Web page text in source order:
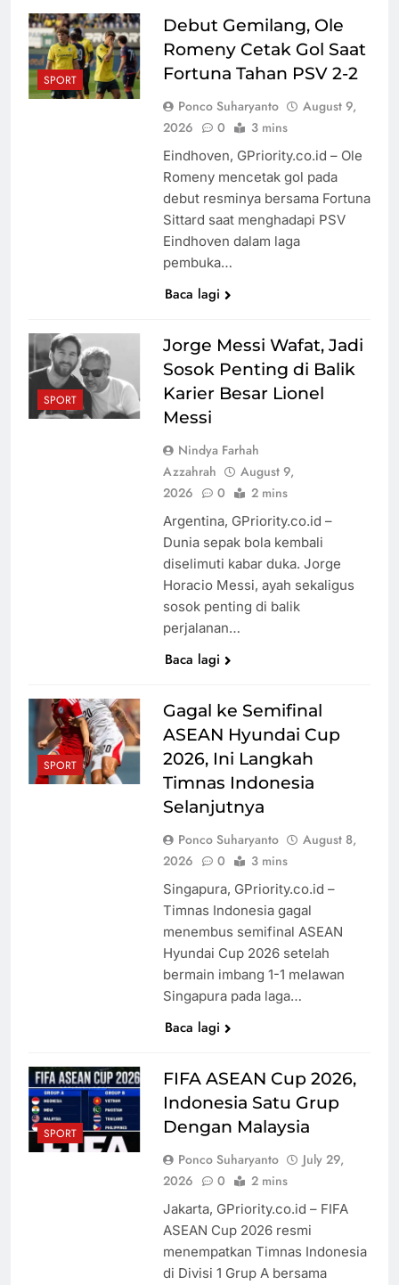
Primary Senat
Demokrat di
Michigan
Prabowo
Matangkan
Program
Pembaruan
Buku Ajar
Nasional
Canggih! SMK
di Jayapura
Gunakan
Absen Digital
dengan Kartu
yang Dapat
Jual Gado-
Gado di
Ibu Asal
Madura
Mendadak
Selalu
Dinasihati? Ini
Cara Terbaik
Istri
Soroti
dr. Gia:
Selelah-
lelahnya
Nakes, Lebih
Lelah Pasien
Kebijakan Baru
Trump: Datang
ke AS untuk
Melahirkan
Bisa Diusir
SPORT
Debut Gemilang, Ole
Romeny Cetak Gol Saat
Fortuna Tahan PSV 2-2
Ponco Suharyanto
August 9,
2026
0 3 mins
Eindhoven, GPriority.co.id – Ole
Romeny mencetak gol pada
debut resminya bersama Fortuna
Sittard saat menghadapi PSV
Eindhoven dalam laga
pembuka…
Baca lagi
SPORT
Jorge Messi Wafat, Jadi
Sosok Penting di Balik
Karier Besar Lionel
Messi
Nindya Farhah
Azzahrah
August 9,
2026
0 2 mins
Argentina, GPriority.co.id –
Dunia sepak bola kembali
diselimuti kabar duka. Jorge
Horacio Messi, ayah sekaligus
sosok penting di balik
perjalanan…
Baca lagi
SPORT
Gagal ke Semifinal
ASEAN Hyundai Cup
2026, Ini Langkah
Timnas Indonesia
Selanjutnya
Ponco Suharyanto
August 8,
2026
0 3 mins
Singapura, GPriority.co.id –
Timnas Indonesia gagal
menembus semifinal ASEAN
Hyundai Cup 2026 setelah
bermain imbang 1-1 melawan
Singapura pada laga…
Baca lagi
SPORT
FIFA ASEAN Cup 2026,
Indonesia Satu Grup
Dengan Malaysia
Ponco Suharyanto
July 29,
2026
0 2 mins
Jakarta, GPriority.co.id – FIFA
ASEAN Cup 2026 resmi
menempatkan Timnas Indonesia
di Divisi 1 Grup A bersama